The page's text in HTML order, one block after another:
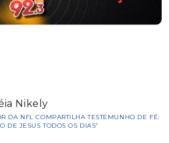
Nikely
DA NFL COMPARTILHA TESTEMUNHO DE FÉ:
DE JESUS TODOS OS DIAS”